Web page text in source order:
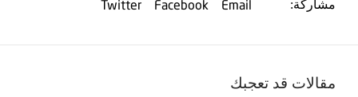
مشاركة: Email
Facebook
Twitter
مقالات قد تعجبك